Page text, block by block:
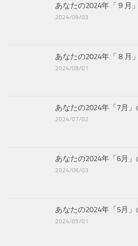
あなたの2024年「９月
2024/09/03
あなたの2024年「８月
2024/08/01
あなたの2024年「7月」
2024/07/02
あなたの2024年「6月」
2024/06/03
あなたの2024年「5月」
2024/05/01